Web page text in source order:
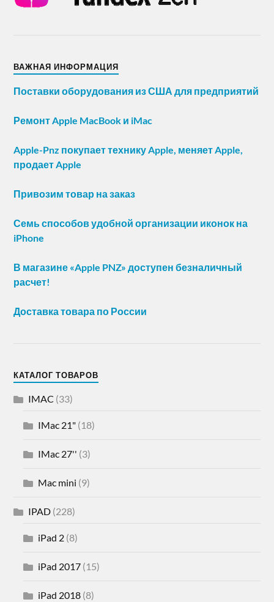
ВАЖНАЯ ИНФОРМАЦИЯ
Поставки оборудования из США для предприятий
Ремонт Apple MacBook и iMac
Apple-Pnz покупает технику Apple, меняет Apple,
продает Apple
Привозим товар на заказ
Семь способов удобной организации иконок на
iPhone
В магазине «Apple PNZ» доступен безналичный
расчет!
Доставка товара по России
КАТАЛОГ ТОВАРОВ
IMAC (33)
IMac 21" (18)
IMac 27'' (3)
Mac mini (9)
IPAD (228)
iPad 2 (8)
iPad 2017 (15)
iPad 2018 (8)